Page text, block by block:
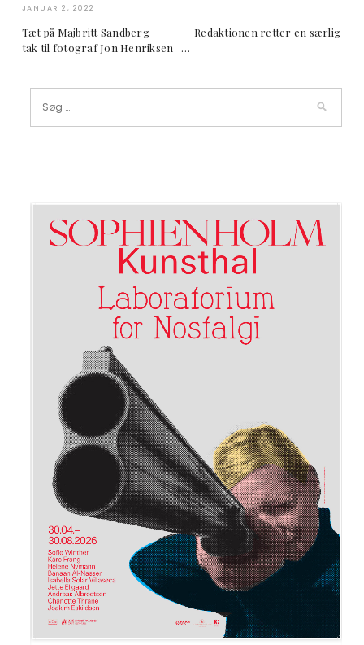
JANUAR 2, 2022
Tæt på Majbritt Sandberg Redaktionen retter en særlig
tak til fotograf Jon Henriksen …